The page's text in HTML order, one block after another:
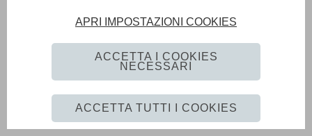
APRI IMPOSTAZIONI COOKIES
ACCETTA I COOKIES
NECESSARI
ACCETTA TUTTI I COOKIES